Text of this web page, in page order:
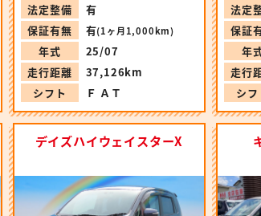
法定整備
有
保証有無
有(1ヶ月1,000km)
年式
25/07
走行距離
37,126km
シフト
Ｆ ＡＴ
法定
保証
年
走行
シフ
デイズハイウェイスターX